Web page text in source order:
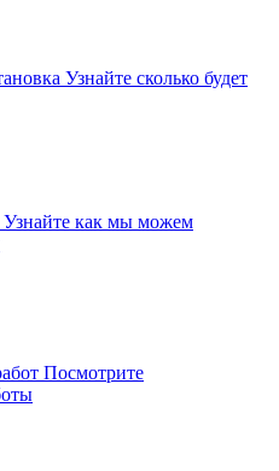
Узнайте сколько будет
Узнайте как мы можем
Посмотрите